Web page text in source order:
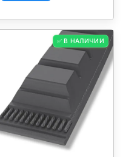
✅ В НАЛИЧИИ